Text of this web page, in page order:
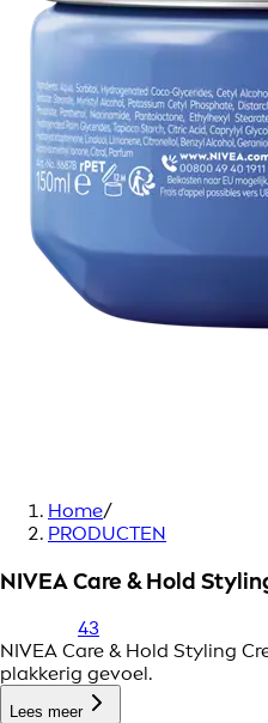
Home/
PRODUCTEN
NIVEA Care & Hold
43
NIVEA Care & Hold Styling
plakkerig gevoel.
Lees meer